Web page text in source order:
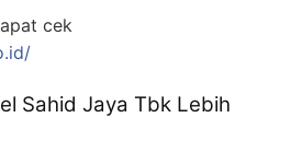
cek
Sahid Jaya Tbk Lebih